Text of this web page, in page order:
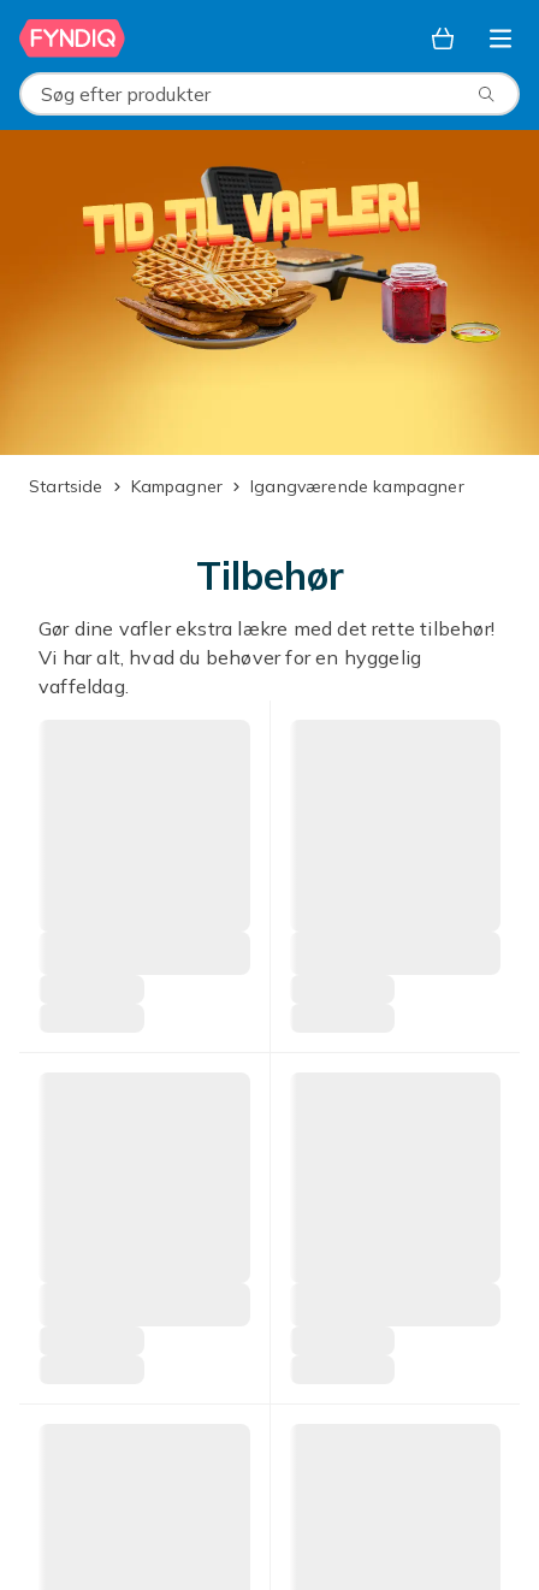
Spring til hovedindhold
Søg efter produkter
Startside Kampagner Igangværende kampagner
Tilbehør
Gør dine vafler ekstra lækre med det rette tilbehør!
Vi har alt, hvad du behøver for en hyggelig
vaffeldag.